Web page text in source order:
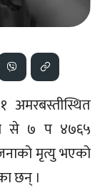
अमरबस्तीस्थित
से ७ प ४७६५
मृत्यु भएको
छन् ।